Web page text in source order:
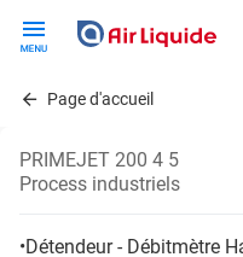
contentPage d'accueil
PRIMEJET 200 4 5
Process industriels
•Détendeur - Débitmètre